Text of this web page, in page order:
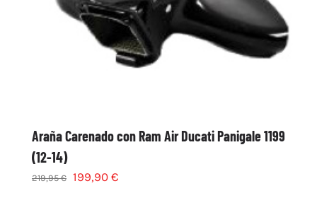
Araña Carenado con Ram Air Ducati Panigale 1199
(12-14)
219,95€ 199,90 €